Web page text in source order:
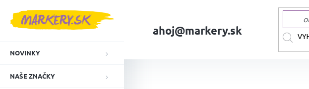
ahoj@markery.sk
NOVINKY
NAŠE ZNAČKY